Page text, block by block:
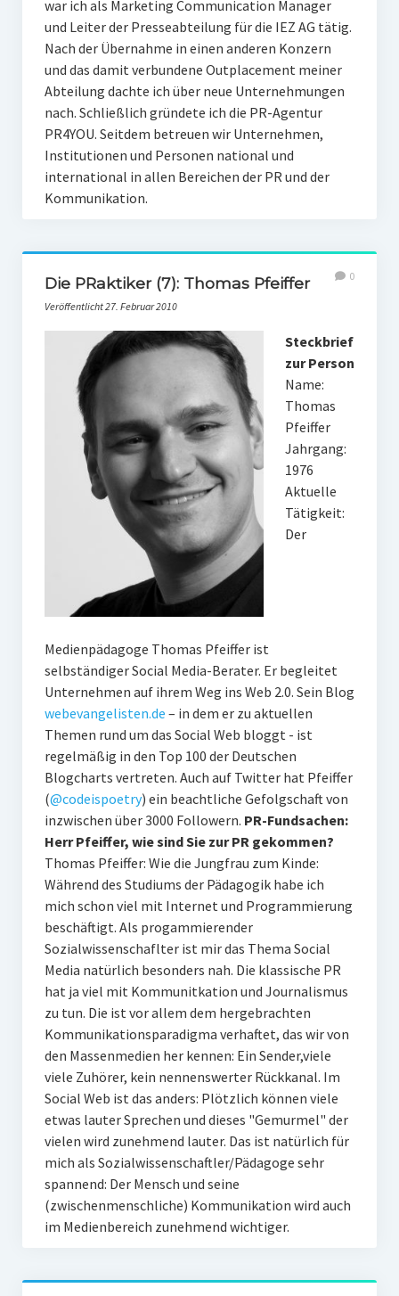
war ich als Marketing Communication Manager
und Leiter der Presseabteilung für die IEZ AG tätig.
Nach der Übernahme in einen anderen Konzern
und das damit verbundene Outplacement meiner
Abteilung dachte ich über neue Unternehmungen
nach. Schließlich gründete ich die PR-Agentur
PR4YOU. Seitdem betreuen wir Unternehmen,
Institutionen und Personen national und
international in allen Bereichen der PR und der
Kommunikation.
Die PRaktiker (7): Thomas Pfeiffer
Veröffentlicht 27. Februar 2010
0
Steckbrief
zur Person
Name:
Thomas
Pfeiffer
Jahrgang:
1976
Aktuelle
Tätigkeit:
Der
Medienpädagoge Thomas Pfeiffer ist
selbständiger Social Media-Berater. Er begleitet
Unternehmen auf ihrem Weg ins Web 2.0. Sein Blog
webevangelisten.de – in dem er zu aktuellen
Themen rund um das Social Web bloggt - ist
regelmäßig in den Top 100 der Deutschen
Blogcharts vertreten. Auch auf Twitter hat Pfeiffer
(@codeispoetry) ein beachtliche Gefolgschaft von
inzwischen über 3000 Followern. PR-Fundsachen:
Herr Pfeiffer, wie sind Sie zur PR gekommen?
Thomas Pfeiffer: Wie die Jungfrau zum Kinde:
Während des Studiums der Pädagogik habe ich
mich schon viel mit Internet und Programmierung
beschäftigt. Als progammierender
Sozialwissenschaflter ist mir das Thema Social
Media natürlich besonders nah. Die klassische PR
hat ja viel mit Kommunitkation und Journalismus
zu tun. Die ist vor allem dem hergebrachten
Kommunikationsparadigma verhaftet, das wir von
den Massenmedien her kennen: Ein Sender,viele
viele Zuhörer, kein nennenswerter Rückkanal. Im
Social Web ist das anders: Plötzlich können viele
etwas lauter Sprechen und dieses "Gemurmel" der
vielen wird zunehmend lauter. Das ist natürlich für
mich als Sozialwissenschaftler/Pädagoge sehr
spannend: Der Mensch und seine
(zwischenmenschliche) Kommunikation wird auch
im Medienbereich zunehmend wichtiger.